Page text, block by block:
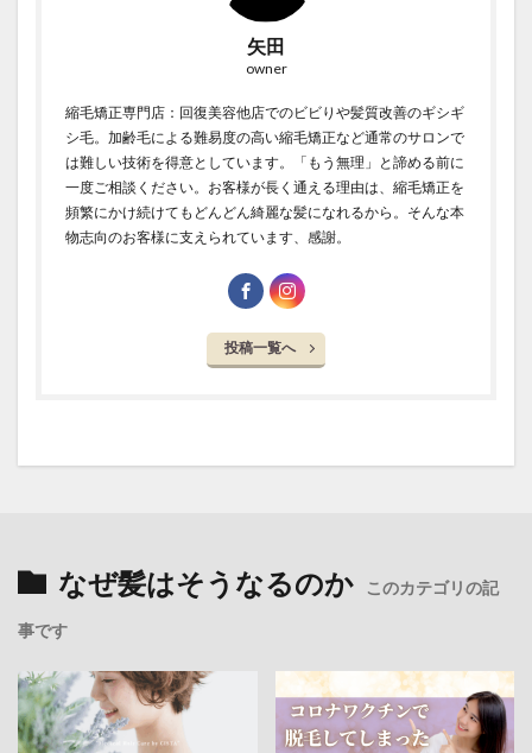
矢田
owner
縮毛矯正専門店：回復美容他店でのビビりや髪質改善のギシギ
シ毛。加齢毛による難易度の高い縮毛矯正など通常のサロンで
は難しい技術を得意としています。「もう無理」と諦める前に
一度ご相談ください。お客様が長く通える理由は、縮毛矯正を
頻繁にかけ続けてもどんどん綺麗な髪になれるから。そんな本
物志向のお客様に支えられています、感謝。
投稿一覧へ
なぜ髪はそうなるのか このカテゴリの記
事です